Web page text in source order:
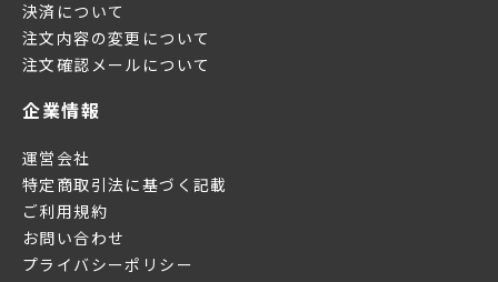
決済について
注文内容の変更について
注文確認メールについて
企業情報
運営会社
特定商取引法に基づく記載
ご利用規約
お問い合わせ
プライバシーポリシー